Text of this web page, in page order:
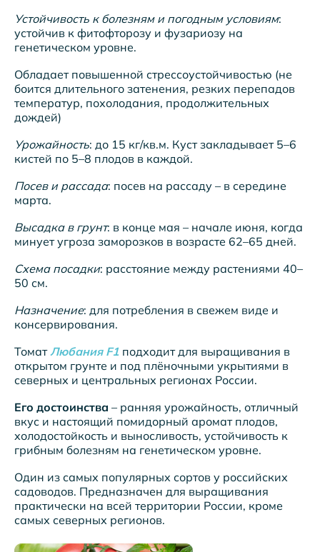
Устойчивость к болезням и погодным условиям:
устойчив к фитофторозу и фузариозу на
генетическом уровне.
Обладает повышенной стрессоустойчивостью (не
боится длительного затенения, резких перепадов
температур, похолодания, продолжительных
дождей)
Урожайность: до 15 кг/кв.м. Куст закладывает 5–6
кистей по 5–8 плодов в каждой.
Посев и рассада: посев на рассаду – в середине
марта.
Высадка в грунт: в конце мая – начале июня, когда
минует угроза заморозков в возрасте 62–65 дней.
Схема посадки: расстояние между растениями 40–
50 см.
Назначение: для потребления в свежем виде и
консервирования.
ТоматЛюбания F1 подходит для выращивания в
открытом грунте и под плёночными укрытиями в
северных и центральных регионах России.
Его достоинства – ранняя урожайность, отличный
вкус и настоящий помидорный аромат плодов,
холодостойкость и выносливость, устойчивость к
грибным болезням на генетическом уровне.
Один из самых популярных сортов у российских
садоводов. Предназначен для выращивания
практически на всей территории России, кроме
самых северных регионов.